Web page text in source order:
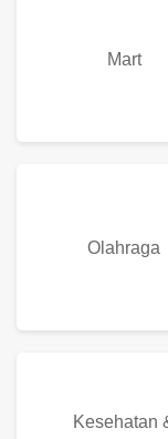
Mart
Olahraga
Kesehatan